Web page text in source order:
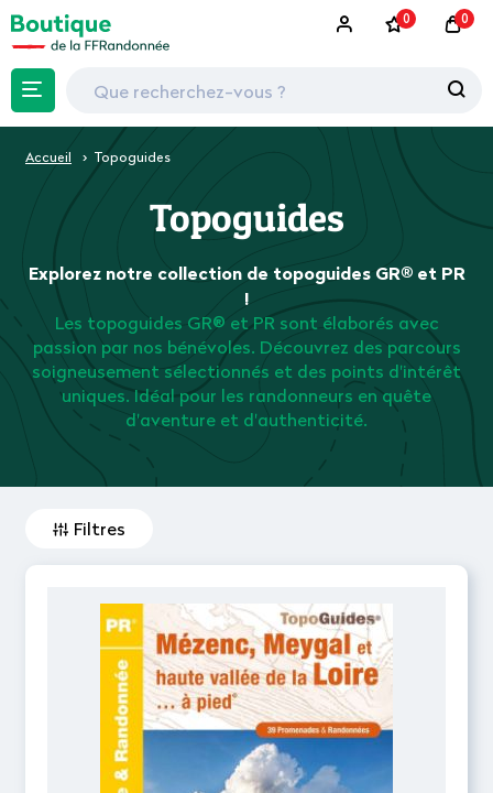
0 0
Accueil Topoguides
Topoguides
Explorez notre collection de topoguides GR® et PR
!
Les topoguides GR® et PR sont élaborés avec
passion par nos bénévoles. Découvrez des parcours
soigneusement sélectionnés et des points d'intérêt
uniques. Idéal pour les randonneurs en quête
d'aventure et d'authenticité.
Filtres